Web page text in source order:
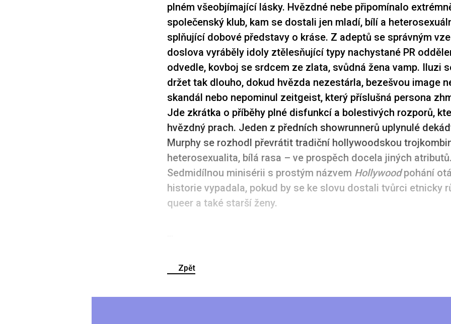
plném všeobjímající lásky. Hvězdné nebe připomínalo
společenský klub, kam se dostali jen mladí, bílí a
splňující dobové představy o kráse. Z adeptů se správným
doslova vyráběly idoly ztělesňující typy nachystané PR
odvedle, kovboj se srdcem ze zlata, svůdná žena vamp. Iluzi
držet tak dlouho, dokud hvězda nezestárla, bezešvou image
skandál nebo nepominul zeitgeist, který příslušná persona
Jde zkrátka o příběhy plné disfunkcí a bolestivých rozporů,
hvězdný prach. Jeden z předních showrunnerů uplynulé
Murphy se rozhodl převrátit tradiční hollywoodskou
heterosexualita, bílá rasa – ve prospěch docela jiných
Sedmidílnou minisérii s prostým názvem Hollywoodpohání
historie vypadala, pokud by se ke slovu dostali tvůrci etnicky
queer a také starší ženy.
Zpět